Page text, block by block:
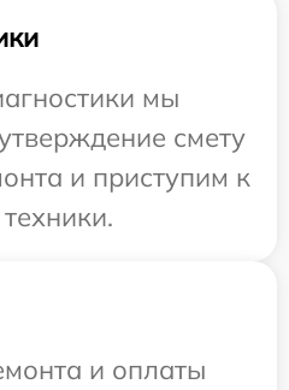
мы
смету
и приступим к
и оплаты